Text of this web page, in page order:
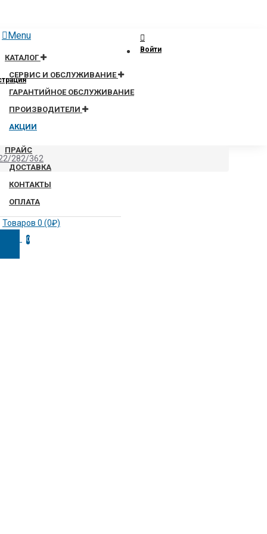
Menu
КАТАЛОГ
СЕРВИС И ОБСЛУЖИВАНИЕ
ГАРАНТИЙНОЕ ОБСЛУЖИВАНИЕ
ПРОИЗВОДИТЕЛИ
АКЦИИ
ПРАЙС
ДОСТАВКА
КОНТАКТЫ
ОПЛАТА
Товаров 0 (0₽)
0
Войти
282/362